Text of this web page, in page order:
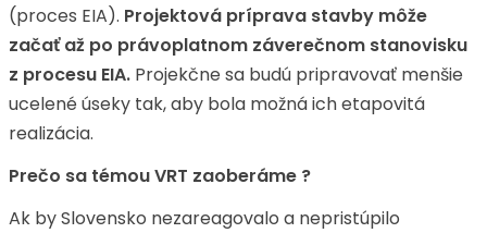
(proces EIA). Projektová príprava stavby môže
začať až po právoplatnom záverečnom stanovisku
z procesu EIA. Projekčne sa budú pripravovať menšie
ucelené úseky tak, aby bola možná ich etapovitá
realizácia.
Prečo sa témou VRT zaoberáme ?
Ak by Slovensko nezareagovalo a nepristúpilo